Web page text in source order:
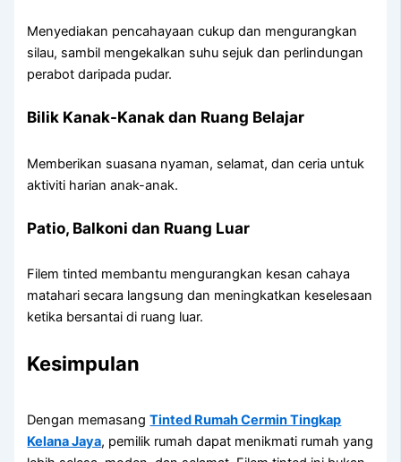
Menyediakan pencahayaan cukup dan mengurangkan
silau, sambil mengekalkan suhu sejuk dan perlindungan
perabot daripada pudar.
Bilik Kanak-Kanak dan Ruang Belajar
Memberikan suasana nyaman, selamat, dan ceria untuk
aktiviti harian anak-anak.
Patio, Balkoni dan Ruang Luar
Filem tinted membantu mengurangkan kesan cahaya
matahari secara langsung dan meningkatkan keselesaan
ketika bersantai di ruang luar.
Kesimpulan
Dengan memasangTinted Rumah Cermin Tingkap
Kelana Jaya, pemilik rumah dapat menikmati rumah yang